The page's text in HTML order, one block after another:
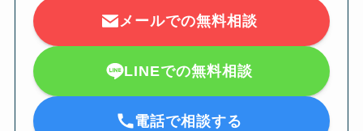
メールでの無料相談
LINEでの無料相談
電話で相談する